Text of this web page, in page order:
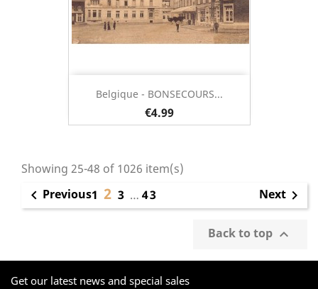
Belgique - BONSECOURS...
€4.99
Showing 25-48 of 1026 item(s)
 Previous1 2 3 … 43 Next 
Back to top 
Get our latest news and special sales